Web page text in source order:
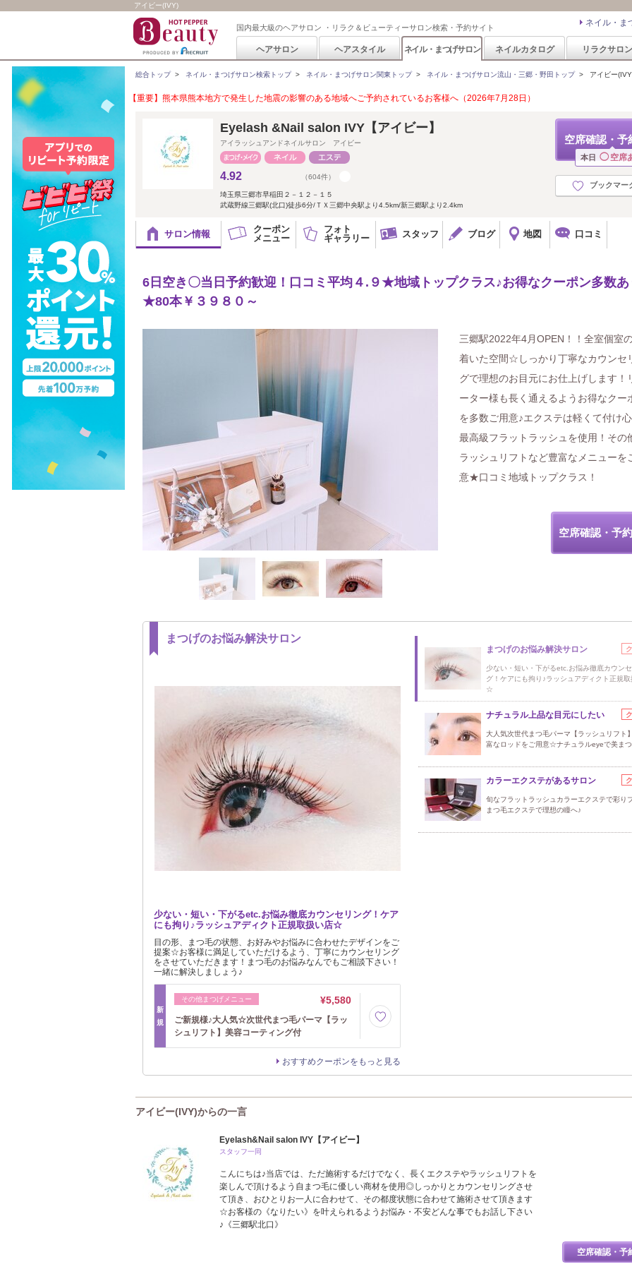
アイビー(IVY)
国内最大級のヘアサロン ・リラク＆ビューティーサロン検索・予約サイト ネイル・ま
ヘアサロン ヘアスタイル ネイル・まつげサロン ネイルカタログ リラクサロン
総合トップ> ネイル・まつげサロン検索トップ> ネイル・まつげサロン関東トップ> ネイル・まつげサロン流山・三郷・野田トップ> アイビー
【重要】熊本県熊本地方で発生した地震の影響のある地域へご予約されているお客様へ（2026年7月28日）
空席確認・予
本日 ◯ 空席
ブックマー
Eyelash &Nail salon IVY【アイビー】
アイラッシュアンドネイルサロン アイビー
4.92 （604件）
埼玉県三郷市早稲田２－１２－１５
武蔵野線三郷駅(北口)徒歩6分/ＴＸ三郷中央駅より4.5km/新三郷駅より2.4km
サロン情報
クーポン
メニュー
フォト
ギャラリー
スタッフ ブログ 地図 口コミ
6日空き〇当日予約歓迎！口コミ平均４.９★地域トップクラス♪お得なクーポン多数あ
★80本￥３９８０～
三郷駅2022年4月OPEN！！全室個室
着いた空間☆しっかり丁寧なカウンセ
グで理想のお目元にお仕上げします！
ーター様も長く通えるようお得なクー
を多数ご用意♪エクステは軽くて付け
最高級フラットラッシュを使用！その
ラッシュリフトなど豊富なメニューを
意★口コミ地域トップクラス！
空席確認・予
まつげのお悩み解決サロン
少ない・短い・下がるetc.お悩み徹底カウンセリング！ケア
にも拘り♪ラッシュアディクト正規取扱い店☆
目の形、まつ毛の状態、お好みやお悩みに合わせたデザインをご
提案☆お客様に満足していただけるよう、丁寧にカウンセリング
をさせていただきます！まつ毛のお悩みなんでもご相談下さい！
一緒に解決しましょう♪
新
規
その他まつげメニュー ¥5,580
ご新規様♪大人気☆次世代まつ毛パーマ【ラッ
シュリフト】美容コーティング付
おすすめクーポンをもっと見る
まつげのお悩み解決サロン
少ない・短い・下がるetc.お悩み徹底カウン
グ！ケアにも拘り♪ラッシュアディクト正規
☆
ナチュラル上品な目元にしたい
大人気次世代まつ毛パーマ【ラッシュリフト
富なロッドをご用意☆ナチュラルeyeで美ま
カラーエクステがあるサロン
旬なフラットラッシュカラーエクステで彩り
まつ毛エクステで理想の瞳へ♪
アイビー(IVY)からの一言
Eyelash&Nail salon IVY【アイビー】
スタッフ一同
こんにちは♪当店では、ただ施術するだけでなく、長くエクステやラッシュリフトを
楽しんで頂けるよう自まつ毛に優しい商材を使用◎しっかりとカウンセリングさせ
て頂き、おひとりお一人に合わせて、その都度状態に合わせて施術させて頂きます
☆お客様の《なりたい》を叶えられるようお悩み・不安どんな事でもお話し下さい
♪《三郷駅北口》
空席確認・予